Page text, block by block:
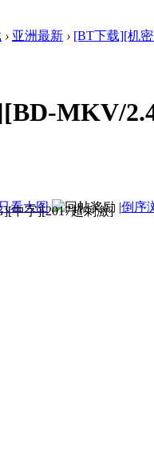
› 亚洲最新 › [BT下载][机
MKV/
看大图 |倒序
中字][2017超刺激]